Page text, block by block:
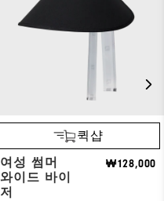
퀵샵
여성 썸머
와이드 바이
저
₩128,000